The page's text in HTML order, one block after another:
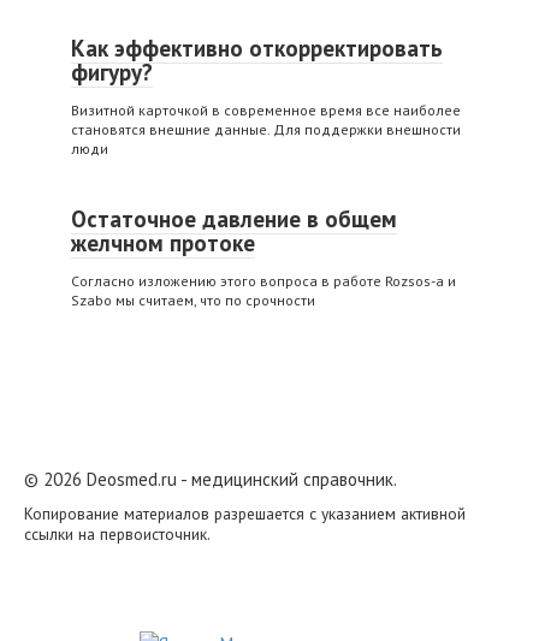
Как эффективно откорректировать
фигуру?
Визитной карточкой в современное время все наиболее
становятся внешние данные. Для поддержки внешности
люди
Остаточное давление в общем
желчном протоке
Согласно изложению этого вопроса в работе Rozsos-a и
Szabo мы считаем, что по срочности
© 2026 Deosmed.ru - медицинский справочник.
Копирование материалов разрешается с указанием активной
ссылки на первоисточник.